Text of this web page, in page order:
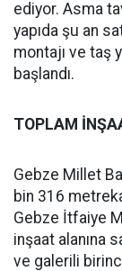
ediyor. Asma
yapıda şu an
montajı ve taş
başlandı.
TOPLAM
Gebze Millet
bin 316
Gebze İtfaiye
inşaat alanına
ve galerili